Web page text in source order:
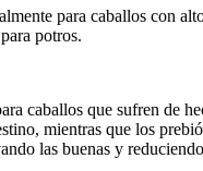
para caballos con
potros.
caballos que sufren de
mientras que los
las buenas y